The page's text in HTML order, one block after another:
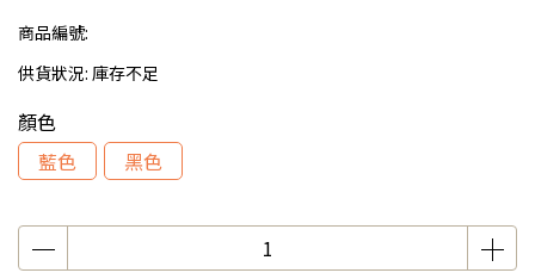
商品編號:
供貨狀況: 庫存不足
顏色
藍色
黑色